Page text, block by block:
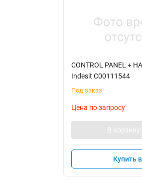
CONTROL PANEL +
Indesit C00111544
Под заказ
Цена по запросу
В корзину
Купить